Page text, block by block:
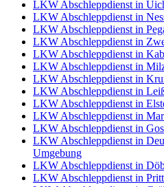
LKW Abschleppdienst in
LKW Abschleppdienst in
LKW Abschleppdienst in
LKW Abschleppdienst in
LKW Abschleppdienst in
LKW Abschleppdienst in
LKW Abschleppdienst in
LKW Abschleppdienst in
LKW Abschleppdienst in
LKW Abschleppdienst in
LKW Abschleppdienst in
LKW Abschleppdienst in
Umgebung
LKW Abschleppdienst in
LKW Abschleppdienst in